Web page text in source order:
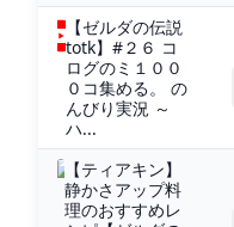
【ゼルダの伝説
totk】#２６ コ
ログのミ１００
０コ集める。 の
んびり実況 ～
ハ...
【ティアキン】
静かさアップ料
理のおすすめレ